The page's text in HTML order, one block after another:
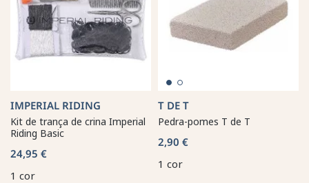
IMPERIAL RIDING
Kit de trança de crina Imperial
Riding Basic
24,95 €
1 cor
T DE T
Pedra-pomes T de T
2,90 €
1 cor